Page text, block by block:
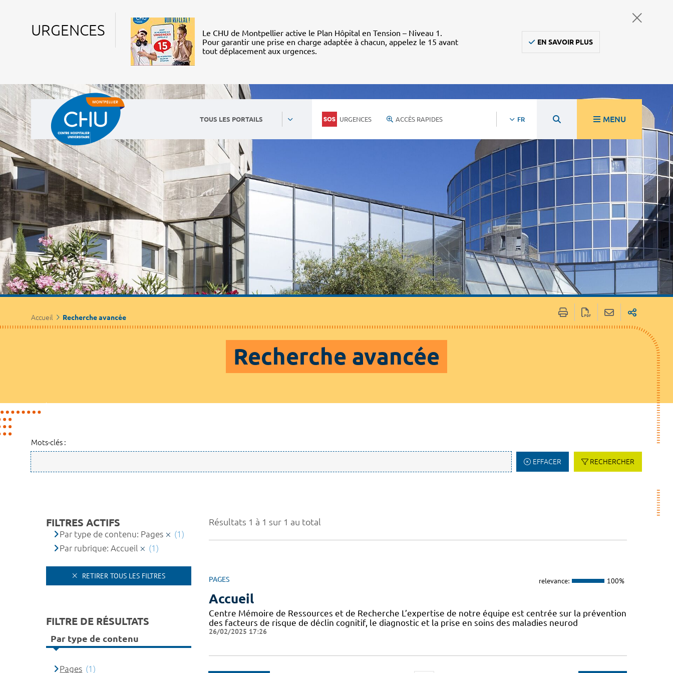
URGENCES
Le CHU de Montpellier active le Plan Hôpital en Tension – Niveau 1.
Pour garantir une prise en charge adaptée à chacun, appelez le 15 avant
tout déplacement aux urgences.
EN SAVOIR PLUS
TOUS LES PORTAILS URGENCES ACCÈS RAPIDES FR MENU
Accueil Recherche avancée
Recherche avancée
Mots-clés :
EFFACER RECHERCHER
Résultats 1 à 1 sur 1 au total
PAGES relevance: 100%
Accueil
Centre Mémoire de Ressources et de Recherche L’expertise de notre équipe est centrée sur la prévention
des facteurs de risque de déclin cognitif, le diagnostic et la prise en soins des maladies neurod
26/02/2025 17:26
FILTRES ACTIFS
Par type de contenu: Pages
(1)
Par rubrique: Accueil
(1)
RETIRER TOUS LES FILTRES
FILTRE DE RÉSULTATS
Par type de contenu
Pages (1)